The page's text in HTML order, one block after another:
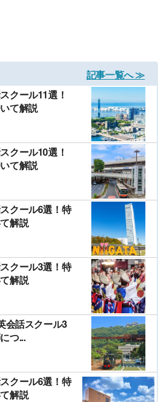
記事一覧へ ≫
クール11選！
て解説
クール10選！
て解説
クール6選！特
解説
クール3選！特
解説
会話スクール3
つ...
クール6選！特
解説